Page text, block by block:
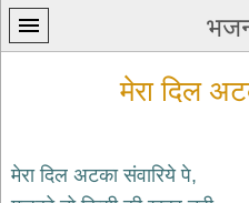
मेरा दिल
मेरा दिल अटका संवारिये पे,